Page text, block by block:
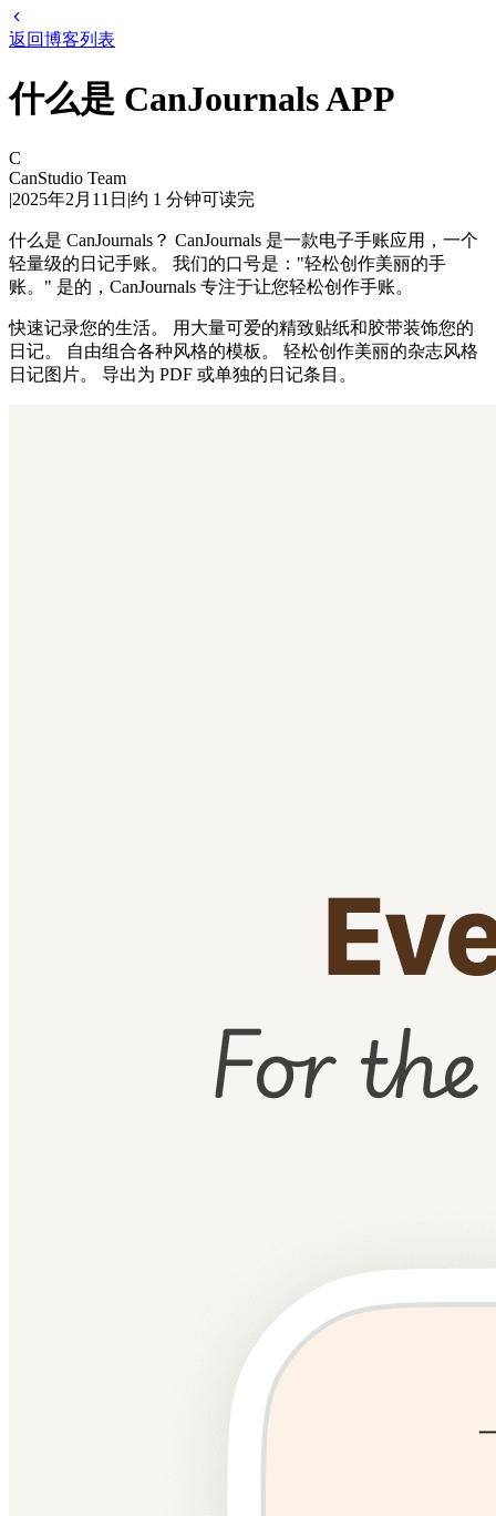
返回博客列表
什么是 CanJournals APP
C
CanStudio Team
|2025年2月11日 |约 1 分钟可读完
什么是 CanJournals？ CanJournals 是一款电子手账应用，一个
轻量级的日记手账。 我们的口号是："轻松创作美丽的手
账。" 是的，CanJournals 专注于让您轻松创作手账。
快速记录您的生活。 用大量可爱的精致贴纸和胶带装饰您的
日记。 自由组合各种风格的模板。 轻松创作美丽的杂志风格
日记图片。 导出为 PDF 或单独的日记条目。